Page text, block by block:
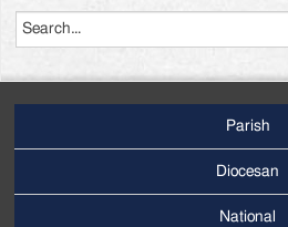
Menu
Parish
Diocesan
National